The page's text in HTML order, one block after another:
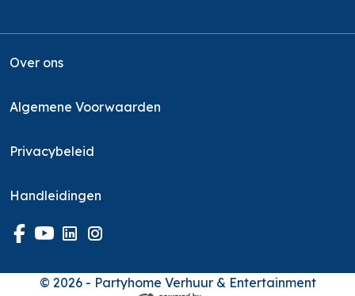
Over ons
Algemene Voorwaarden
Privacybeleid
Handleidingen
© 2026 - Partyhome Verhuur & Entertainment